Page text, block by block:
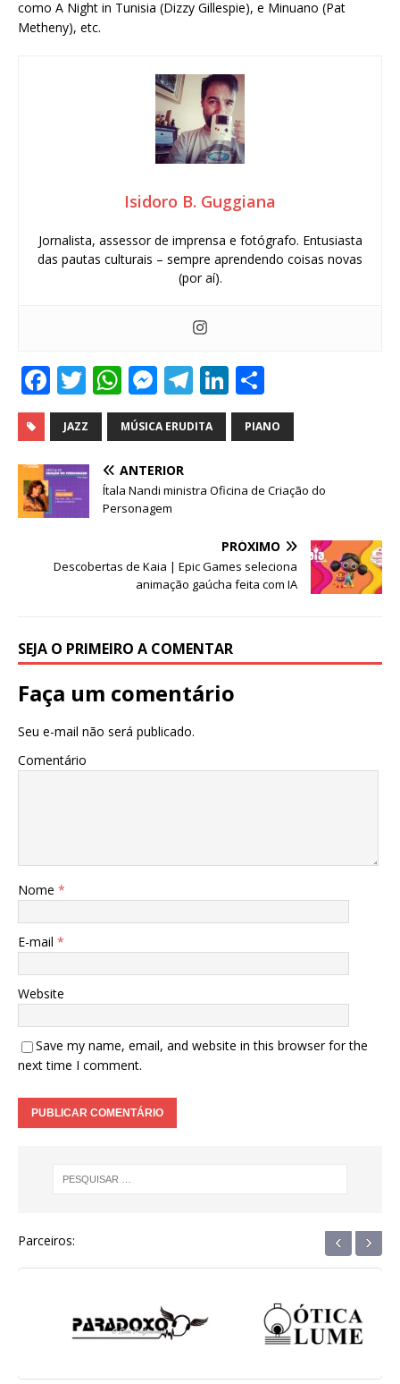
como A Night in Tunisia (Dizzy Gillespie), e Minuano (Pat
Metheny), etc.
Isidoro B. Guggiana
Jornalista, assessor de imprensa e fotógrafo. Entusiasta
das pautas culturais – sempre aprendendo coisas novas
(por aí).
F
a
c
e
b
o
k
T
w
it
te
W
h
at
s
A
p
p
M
e
ss
e
n
g
e
r
T
el
e
ra
Li
n
k
dI
h
ar
JAZZ MÚSICA ERUDITA PIANO
ANTERIOR
Ítala Nandi ministra Oficina de Criação do
Personagem
PRÓXIMO
Descobertas de Kaia | Epic Games seleciona
animação gaúcha feita com IA
SEJA O PRIMEIRO A COMENTAR
Faça um comentário
Seu e-mail não será publicado.
Comentário
Nome *
E-mail *
Website
Save my name, email, and website in this browser for the
next time I comment.
Parceiros: ‹ ›